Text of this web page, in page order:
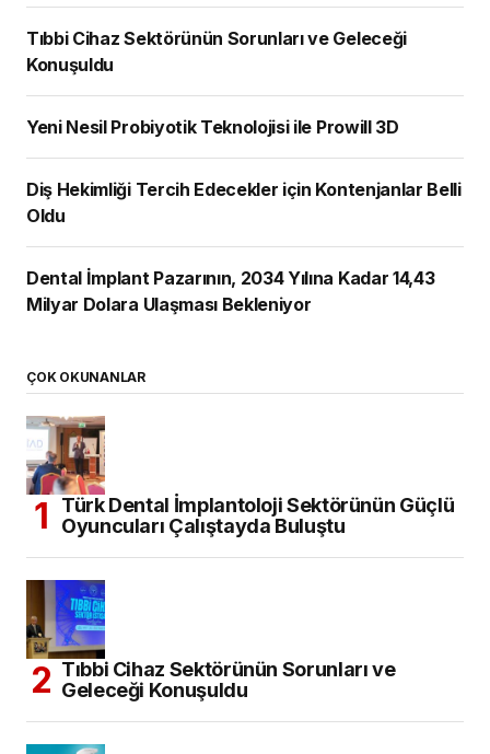
Tıbbi Cihaz Sektörünün Sorunları ve Geleceği
Konuşuldu
Yeni Nesil Probiyotik Teknolojisi ile Prowill 3D
Diş Hekimliği Tercih Edecekler için Kontenjanlar Belli
Oldu
Dental İmplant Pazarının, 2034 Yılına Kadar 14,43
Milyar Dolara Ulaşması Bekleniyor
ÇOK OKUNANLAR
Türk Dental İmplantoloji Sektörünün Güçlü
Oyuncuları Çalıştayda Buluştu
Tıbbi Cihaz Sektörünün Sorunları ve
Geleceği Konuşuldu